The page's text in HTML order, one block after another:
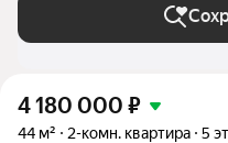
4 180 000 ₽
44 м² 2-комн. квартира 5